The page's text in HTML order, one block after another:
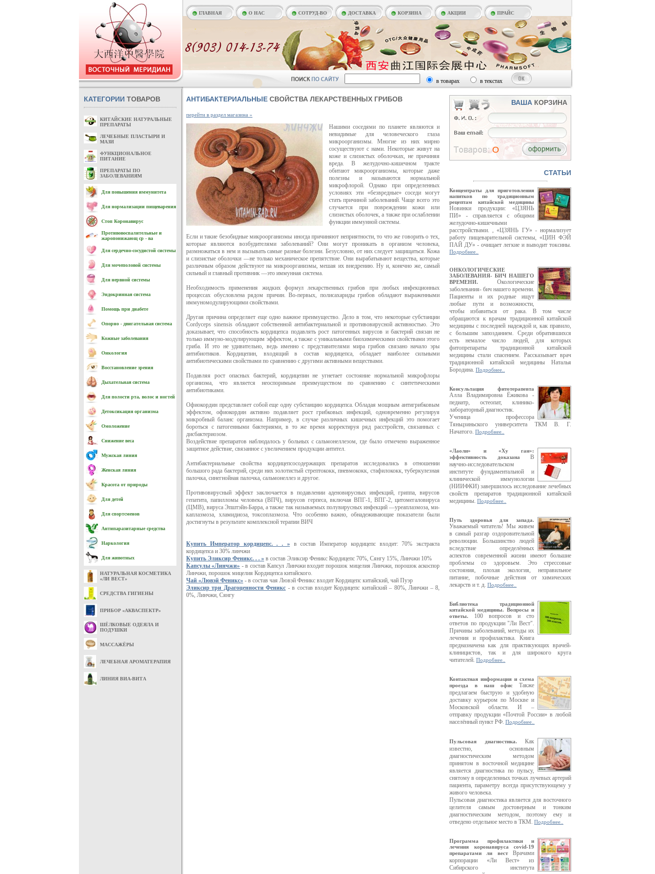
ГЛАВНАЯ О НАС СОТРУД-ВО ДОСТАВКА КОРЗИНА АКЦИИ ПРАЙС
в товарах в текстах
КАТЕГОРИИ ТОВАРОВ
КИТАЙСКИЕ НАТУРАЛЬНЫЕ
ПРЕПАРАТЫ
ЛЕЧЕБНЫЕ ПЛАСТЫРИ И
МАЗИ
ФУНКЦИОНАЛЬНОЕ
ПИТАНИЕ
ПРЕПАРАТЫ ПО
ЗАБОЛЕВАНИЯМ
Для повышения иммунитета
Для нормализации пищеварения
Стоп Коронавирус
Противовоспалительные и
жаропонижающ ср - ва
Для сердечно-cосудистой системы
Для мочеполовой системы
Для нервной системы
Эндокринная система
Помощь при диабете
Опорно - двигательная система
Кожные заболевания
Онкология
Восстановление зрения
Дыхательная система
Для полости рта, волос и ногтей
Детоксикация организма
Омоложение
Снижение веса
Мужская линия
Женская линия
Красота от природы
Для детей
Для спортсменов
Антипаразитарные средства
Наркология
Для животных
НАТУРАЛЬНАЯ КОСМЕТИКА
«ЛИ ВЕСТ»
СРЕДСТВА ГИГИЕНЫ
ПРИБОР «АКВАСПЕКТР»
ШЁЛКОВЫЕ ОДЕЯЛА И
ПОДУШКИ
МАССАЖЁРЫ
ЛЕЧЕБНАЯ АРОМАТЕРАПИЯ
ЛИНИЯ ВИА-ВИТА
АНТИБАКТЕРИАЛЬНЫЕ СВОЙСТВА ЛЕКАРСТВЕННЫХ ГРИБОВ
перейти в раздел магазина »
Нашими соседями по планете являются и
невидимые для человеческого глаза
микроорганизмы. Многие из них мирно
сосуществуют с нами. Некоторые живут на
коже и слизистых оболочках, не причиняя
вреда. В желудочно-кишечном тракте
обитают микроорганизмы, которые даже
полезны и называются нормальной
микрофлорой. Однако при определенных
условиях эти «безвредные» соседи могут
стать причиной заболеваний. Чаще всего это
случается при повреждении кожи или
слизистых оболочек, а также при ослаблении
функции иммунной системы.
Если и такие безобидные микроорганизмы иногда причиняют неприятности, то что же говорить о тех,
которые являются возбудителями заболеваний? Они могут проникать в организм человека,
размножаться в нем и вызывать самые разные болезни. Безусловно, от них следует защищаться. Кожа
и слизистые оболочки —не только механическое препятствие. Они вырабатывают вещества, которые
различным образом действуют на микроорганизмы, мешая их внедрению. Ну и, конечно же, самый
сильный и главный противник —это иммунная система.
Необходимость применения жидких формул лекарственных грибов при любых инфекционных
процессах обусловлена рядом причин. Во-первых, полисахариды грибов обладают выраженными
иммуномодулирующими свойствами.
Другая причина определяет еще одно важное преимущество. Дело в том, что некоторые субстанции
Cordyceps sinensis обладают собственной антибактериальной и противовирусной активностью. Это
доказывает, что способность кордицепса подавлять рост патогенных вирусов и бактерий связан не
только иммуно-модулирующим эффектом, а также с уникальными биохимическими свойствами этого
гриба. И это не удивительно, ведь именно с представителями мира грибов связано начало эры
антибиотиков. Кордицепин, входящий в состав кордицепса, обладает наиболее сильными
антибиотическими свойствами по сравнению с другими активными веществами.
Подавляя рост опасных бактерий, кордицепин не угнетает состояние нормальной микрофлоры
организма, что является неоспоримым преимуществом по сравнению с синтетическими
антибиотиками.
Офиокордин представляет собой еще одну субстанцию кордицепса. Обладая мощным антигрибковым
эффектом, офиокордин активно подавляет рост грибковых инфекций, одновременно регулируя
микробный баланс организма. Например, в случае различных кишечных инфекций это помогает
бороться с патогенными бактериями, в то же время корректируя ряд расстройств, связанных с
дисбактериозом.
Воздействие препаратов наблюдалось у больных с сальмонеллезом, где было отмечено выраженное
защитное действие, связанное с увеличением продукции антител.
Антибактериальные свойства кордицепсосодержащих препаратов исследовались в отношении
большого рада бактерий, среди них золотистый стрептококк, пневмококк, стафилококк, туберкулезная
палочка, синегнойная палочка, сальмонеллез и другое.
Противовирусный эффект заключается в подавлении аденовирусных инфекций, гриппа, вирусов
гепатита, папилломы человека (ВПЧ), вирусов герпеса, включая ВПГ-1, ВПГ-2, цитомегаловируса
(ЦМВ), вируса Эпштэйн-Барра, а также так называемых полувирусных инфекций —уреаплазмоза, ми-
каплазмоза, хламидиоза, токсоплазмоза. Что особенно важно, обнадеживающие показатели были
достигнуты в результате комплексной терапии ВИЧ
Купить Император кордицепс. . . »в состав Император кордицепс входит: 70% экстракта
кордицепса и 30% линчжи
Купить Эликсир Феникс. . . » в состав Эликсир Феникс Кордицепс 70%, Сянгу 15%, Линчжи 10%
Капсулы «Линчжи» - в состав Капсул Линчжи входит порошок мицелия Линчжи, порошок аскоспор
Линчжи, порошок мицелия Кордицепса китайского.
Чай «Лювэй Феникс» - в состав чая Лювэй Феникс входит Кордицепс китайский, чай Пуэр
Эликсир три Драгоценности Феникс - в состав входит Кордицепс китайский – 80%, Линчжи – 8,
0%, Линчжи, Сянгу
ВАША КОРЗИНА
O
CТАТЬИ
Концентраты для приготовления
напитков по традиционным
рецептам китайской медицины
Новинки продукции: «ЦЗЯНЬ
ПИ» - справляется с общими
желудочно-кишечными
расстройствами. , «ЦЗЯНЬ ГУ» - нормализует
работу пищеварительной системы, «ЦИН ФЭЙ
ПАЙ ДУ» - очищает легкие и выводит токсины.
Подробнее..
ОНКОЛОГИЧЕСКИЕ
ЗАБОЛЕВАНИЯ- БИЧ НАШЕГО
ВРЕМЕНИ.
Окологические
заболевания- бич нашего времени.
Пациенты и их родные ищут
любые пути и возможности,
чтобы избавиться от рака. В том числе
обращаются к врачам традиционной китайской
медицины с последней надеждой и, как правило,
с большим запозданием. Среди обратившихся
есть немалое число людей, для которых
фитопрепараты традиционной китайской
медицины стали спасением. Рассказывает врач
традиционной китайской медицины Наталья
Бородина. Подробнее..
Консультация фитотерапевта
Алла Владимировна Ёжикова -
педиатр, остеопат, клинико-
лабораторный диагностик.
Ученица профессора
Тяньцзиньского университета ТКМ В. Г.
Начатого. Подробнее..
«Лаоли» и «Ху ган»:
эффективность доказана
В
научно-исследовательском
институте фундаментальной и
клинической иммунологии
(НИИФКИ) завершилось исследование лечебных
свойств препаратов традиционной китайской
медицины. Подробнее..
Путь здоровья для запада.
Уважаемый читатель! Мы живем
в самый разгар оздоровительной
революции. Большинство людей
вследствие определённых
аспектов современной жизни имеют большие
проблемы со здоровьем. Это стрессовые
состояния, плохая экология, неправильное
питание, побочные действия от химических
лекарств и т. д. Подробнее..
Библиотека традиционной
китайской медицины. Вопросы и
ответы.
100 вопросов и сто
ответов по продукции "Ли Вест".
Причины заболеваний, методы их
лечения и профилактика. Книга
предназначена как для практикующих врачей-
клиницистов, так и для широкого круга
читателей. Подробнее..
Контактная информация и схема
проезда в наш офис Также
предлагаем быструю и удобную
доставку курьером по Москве и
Московской области. И –
отправку продукции «Почтой России» в любой
населённый пункт РФ. Подробнее..
Пульсовая диагностика.
Как
известно, основным
диагностическим методом
принятом в восточной медицине
является диагностика по пульсу,
снятому в определенных точках лучевых артерий
пациента, параметру всегда присутствующему у
живого человека.
Пульсовая диагностика является для восточного
целителя самым достоверным и тонким
диагностическим методом, поэтому ему и
отведено отдельное место в ТКМ. Подробнее..
Программа профилактики и
лечения коронавируса covid-19
препаратами ли вестВрачами
корпорации «Ли Вест» из
Сибирского института